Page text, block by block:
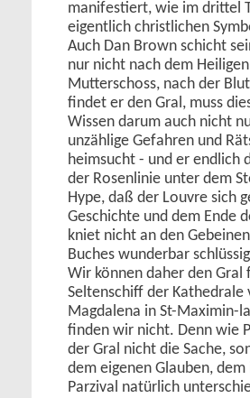
manifestiert, wie im drittel
eigentlich christlichen
Auch Dan Brown schicht
nur nicht nach dem
Mutterschoss, nach der
findet er den Gral, muss
Wissen darum auch nicht
unzählige Gefahren und
heimsucht - und er endlich
der Rosenlinie unter dem
Hype, daß der Louvre sich
Geschichte und dem Ende
kniet nicht an den
Buches wunderbar
Wir können daher den Gral
Seltenschiff der Kathedrale
Magdalena in St-Maximin-
finden wir nicht. Denn wie
der Gral nicht die Sache,
dem eigenen Glauben,
Parzival natürlich